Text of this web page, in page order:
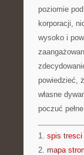
poziomie
korporacji,
wysoko i
powiedzieć,
własne
poczuć
1. spis tresci
2. mapa